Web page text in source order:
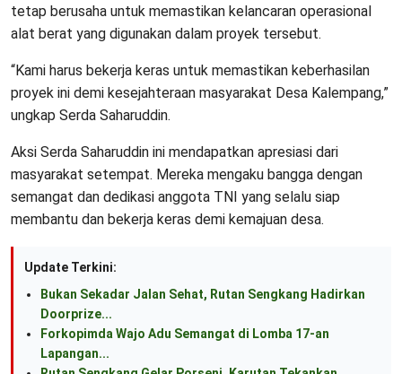
tetap berusaha untuk memastikan kelancaran operasional
alat berat yang digunakan dalam proyek tersebut.
“Kami harus bekerja keras untuk memastikan keberhasilan
proyek ini demi kesejahteraan masyarakat Desa Kalempang,”
ungkap Serda Saharuddin.
Aksi Serda Saharuddin ini mendapatkan apresiasi dari
masyarakat setempat. Mereka mengaku bangga dengan
semangat dan dedikasi anggota TNI yang selalu siap
membantu dan bekerja keras demi kemajuan desa.
Update Terkini:
Bukan Sekadar Jalan Sehat, Rutan Sengkang Hadirkan
Doorprize...
Forkopimda Wajo Adu Semangat di Lomba 17-an
Lapangan...